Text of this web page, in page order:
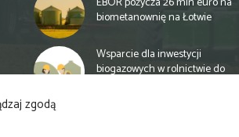
zgodą
biometanownię na Łotwie
Wsparcie dla inwestycji
biogazowych w rolnictwie do